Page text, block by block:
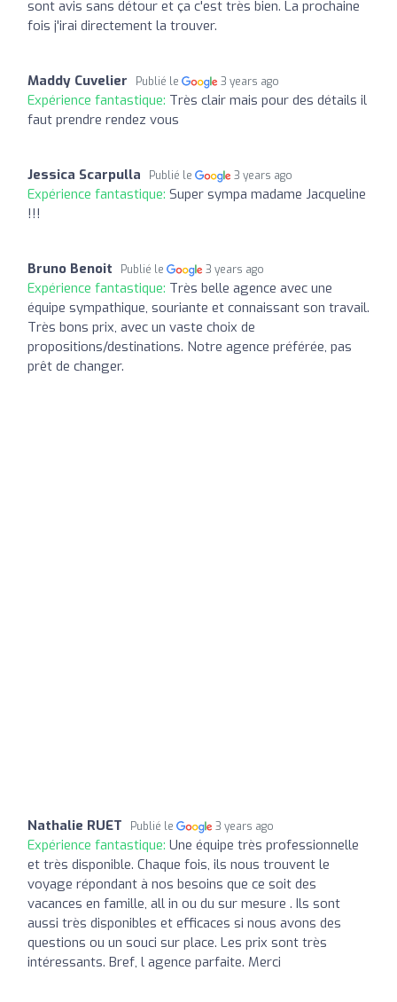
sont avis sans détour et ça c'est très bien. La prochaine
fois j'irai directement la trouver.
Maddy Cuvelier Publié le 3 years ago
Expérience fantastique: Très clair mais pour des détails il
faut prendre rendez vous
Jessica Scarpulla Publié le 3 years ago
Expérience fantastique: Super sympa madame Jacqueline
!!!
Bruno Benoit Publié le 3 years ago
Expérience fantastique: Très belle agence avec une
équipe sympathique, souriante et connaissant son travail.
Très bons prix, avec un vaste choix de
propositions/destinations. Notre agence préférée, pas
prêt de changer.
Nathalie RUET Publié le 3 years ago
Expérience fantastique: Une équipe très professionnelle
et très disponible. Chaque fois, ils nous trouvent le
voyage répondant à nos besoins que ce soit des
vacances en famille, all in ou du sur mesure . Ils sont
aussi très disponibles et efficaces si nous avons des
questions ou un souci sur place. Les prix sont très
intéressants. Bref, l agence parfaite. Merci